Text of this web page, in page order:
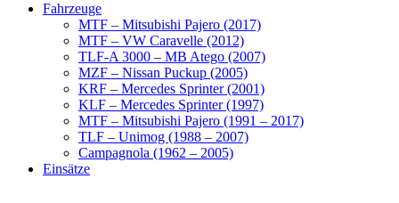
Fahrzeuge
MTF – Mitsubishi Pajero (2017)
MTF – VW Caravelle (2012)
TLF-A 3000 – MB Atego (2007)
MZF – Nissan Puckup (2005)
KRF – Mercedes Sprinter (2001)
KLF – Mercedes Sprinter (1997)
MTF – Mitsubishi Pajero (1991 – 2017)
TLF – Unimog (1988 – 2007)
Campagnola (1962 – 2005)
Einsätze